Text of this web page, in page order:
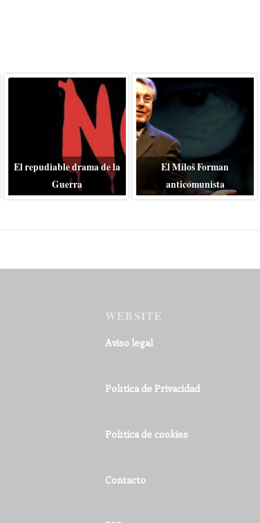
El repudiable drama de la
Guerra
El Miloš Forman
anticomunista
WEBSITE
Aviso legal
Política de Privacidad
Política de cookies
Contacto